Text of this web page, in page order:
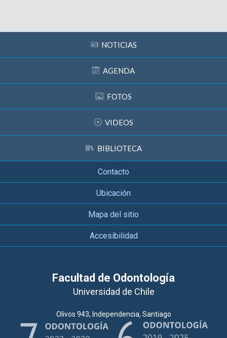
NOTICIAS
AGENDA
FOTOS
VIDEOS
BIBLIOTECA
Contacto
Ubicación
Mapa del sitio
Accesibilidad
Facultad de Odontología
Universidad de Chile
Olivos 943, Independencia, Santiago